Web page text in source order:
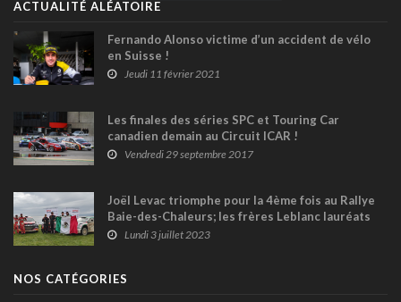
ACTUALITÉ ALÉATOIRE
Fernando Alonso victime d’un accident de vélo
en Suisse !
Jeudi 11 février 2021
Les finales des séries SPC et Touring Car
canadien demain au Circuit ICAR !
Vendredi 29 septembre 2017
Joël Levac triomphe pour la 4ème fois au Rallye
Baie-des-Chaleurs; les frères Leblanc lauréats
en classe 2 roues motrices
Lundi 3 juillet 2023
NOS CATÉGORIES